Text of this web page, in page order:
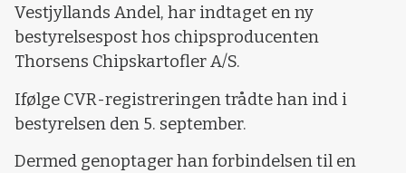
Vestjyllands Andel, har indtaget en ny
bestyrelsespost hos chipsproducenten
Thorsens Chipskartofler A/S.
Ifølge CVR-registreringen trådte han ind i
bestyrelsen den 5. september.
Dermed genoptager han forbindelsen til en